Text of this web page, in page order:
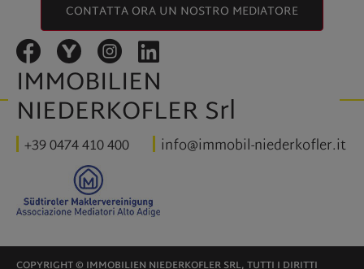
CONTATTA ORA UN NOSTRO MEDIATORE
IMMOBILIEN
NIEDERKOFLER Srl
+39 0474 410 400 info@immobil-niederkofler.it
COPYRIGHT © IMMOBILIEN NIEDERKOFLER SRL, TUTTI I DIRITTI